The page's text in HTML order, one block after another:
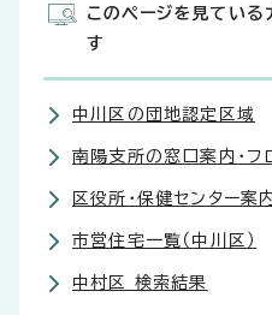
このページを見ている
す
中川区の団地認定区域
南陽支所の窓口案内・フ
区役所・保健センター案
市営住宅一覧（中川区）
中村区 検索結果